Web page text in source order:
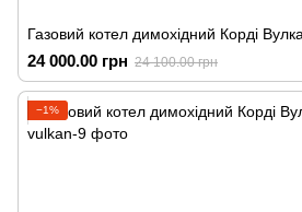
Газовий котел димохідний Корді
24 000.00 грн 24 100.00 грн
−1%